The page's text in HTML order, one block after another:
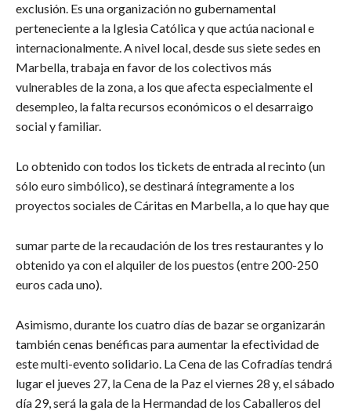
exclusión. Es una organización no gubernamental
perteneciente a la Iglesia Católica y que actúa nacional e
internacionalmente. A nivel local, desde sus siete sedes en
Marbella, trabaja en favor de los colectivos más
vulnerables de la zona, a los que afecta especialmente el
desempleo, la falta recursos económicos o el desarraigo
social y familiar.
Lo obtenido con todos los tickets de entrada al recinto (un
sólo euro simbólico), se destinará íntegramente a los
proyectos sociales de Cáritas en Marbella, a lo que hay que
sumar parte de la recaudación de los tres restaurantes y lo
obtenido ya con el alquiler de los puestos (entre 200-250
euros cada uno).
Asimismo, durante los cuatro días de bazar se organizarán
también cenas benéficas para aumentar la efectividad de
este multi-evento solidario. La Cena de las Cofradías tendrá
lugar el jueves 27, la Cena de la Paz el viernes 28 y, el sábado
día 29, será la gala de la Hermandad de los Caballeros del